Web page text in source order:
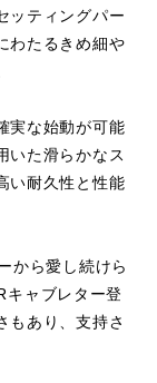
ッティングパー
わたるきめ細や
実な始動が可能
いた滑らかなス
い耐久性と性能
から愛し続けら
キャブレター登
もあり、支持さ